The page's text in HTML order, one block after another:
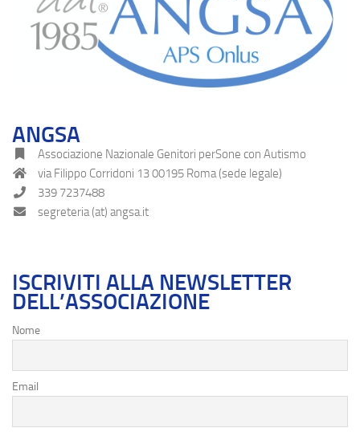
ANGSA
Associazione Nazionale Genitori perSone con Autismo
via Filippo Corridoni 13 00195 Roma (sede legale)
339 7237488
segreteria (at) angsa.it
ISCRIVITI ALLA NEWSLETTER
DELL’ASSOCIAZIONE
Nome
Email